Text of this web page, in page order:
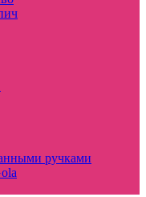
ручками